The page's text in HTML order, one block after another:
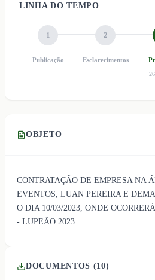
LINHA DO TEMPO
1
Publicação
2
Esclarecimentos
OBJETO
CONTRATAÇÃO DE EMPRESA NA
EVENTOS, LUAN PEREIRA E
O DIA 10/03/2023, ONDE
- LUPEÃO 2023.
DOCUMENTOS (10)